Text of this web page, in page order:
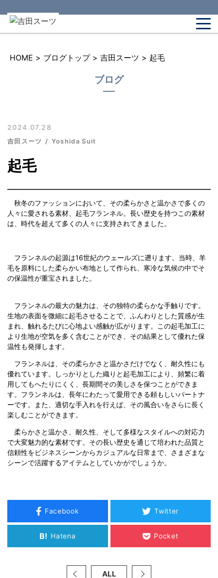
HOME > ブログトップ > 吉田スーツ > 起毛
ブログ
2024.07.28
吉田スーツ Yoshida Suit
起毛
秋冬のファッションにおいて、その柔らかさと温かさで多くの
人々に愛される素材、起毛フランネル。長い歴史を持つこの素材
は、時代を超えて多くの人々に支持されてきました。
フランネルの起源は16世紀のウェールズに遡ります。当時、羊
毛を原料にした柔らかい布地として作られ、寒冷な気候の中でそ
の保温性が重宝されました。
フランネルの最大の魅力は、その独特の柔らかな手触りです。
生地の表面を微細に起毛させることで、ふんわりとした質感が生
まれ、触れるたびに心地よい感触が広がります。この起毛加工に
より生地が空気を多く含むことができ、その結果として優れた保
温性も発揮します。
フランネルは、その柔らかさと温かさだけでなく、耐久性にも
優れています。しっかりとした織りと起毛加工により、頻繁に着
用してもへたりにくく、長期間その美しさを保つことができま
す。フランネルは、長年にわたって愛用できる頼もしいパートナ
ーです。また、適切な手入れを行えば、その風合いをさらに長く
楽しむことができます。
柔らかさと温かさ、耐久性、そして多様なスタイルへの対応力
で大変魅力的な素材です。その長い歴史を通じて培われた品質と
信頼性をビジネスシーンからカジュアルな日常まで、さまざまな
シーンで活躍するアイテムとしていかがでしょうか。
Facebook Twitter
B! Hatena Pocket
ALL